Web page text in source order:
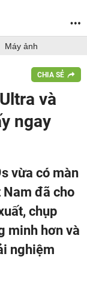
Máy ảnh
CHIA SẺ
và
ngay
vừa có màn
đã cho
chụp
minh hơn và
nghiệm